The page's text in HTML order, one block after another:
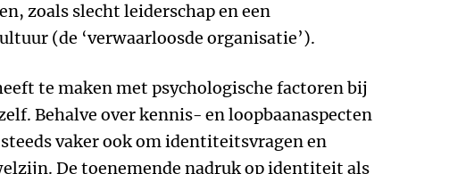
zoals slecht leiderschap en een
(de ‘verwaarloosde organisatie’).
te maken met psychologische factoren bij
Behalve over kennis- en loopbaanaspecten
vaker ook om identiteitsvragen en
De toenemende nadruk op identiteit als